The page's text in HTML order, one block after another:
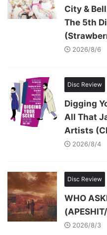
City &
The 5th
2026/8/6
Disc Review
Digging
All That
Artists
2026/8/4
Disc Review
WHO
2026/8/3